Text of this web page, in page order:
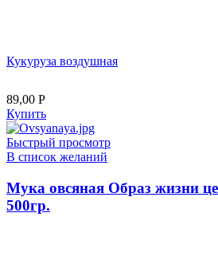
Кукуруза воздушная
89,00 Р
Купить
Быстрый просмотр
В список желаний
Мука овсяная Образ жизни
500гр.